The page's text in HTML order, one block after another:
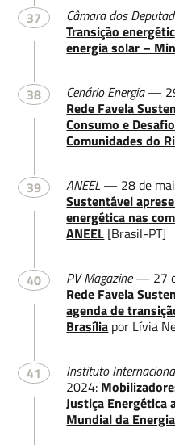
37 Câmara dos
Transição
energia solar –
38 Cenário Energia— 29
Rede Favela
Consumo e
Comunidades do
39 ANEEL — 28 de
Sustentável
energética nas
ANEEL [Brasil-PT]
40 PV Magazine— 27
Rede Favela
agenda de
Brasília por Lívia
41 Instituto
2024:
Justiça Energética
Mundial da Energia